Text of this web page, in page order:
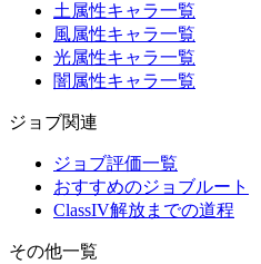
土属性キャラ一覧
風属性キャラ一覧
光属性キャラ一覧
闇属性キャラ一覧
ジョブ関連
ジョブ評価一覧
おすすめのジョブルート
ClassIV解放までの道程
その他一覧